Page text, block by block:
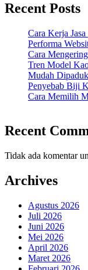
Recent Posts
Cara Kerja
Performa
Cara
Tren Model
Mudah
Penyebab Biji
Cara Memilih
Recent
Tidak ada komentar
Archives
Agustus 2026
Juli 2026
Juni 2026
Mei 2026
April 2026
Maret 2026